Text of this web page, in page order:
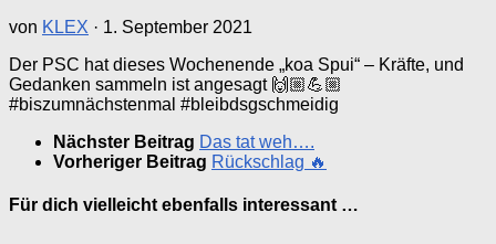
von KLEX · 1. September 2021
Der PSC hat dieses Wochenende „koa Spui“ – Kräfte, und
Gedanken sammeln ist angesagt 🙌🏼💪🏼
#biszumnächstenmal #bleibdsgschmeidig
Nächster Beitrag Das tat weh….
Vorheriger Beitrag Rückschlag 🔥
Für dich vielleicht ebenfalls interessant …